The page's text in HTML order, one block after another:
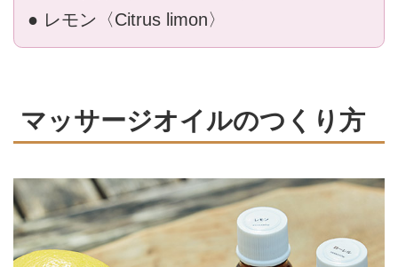
● レモン〈Citrus limon〉
マッサージオイルのつくり方